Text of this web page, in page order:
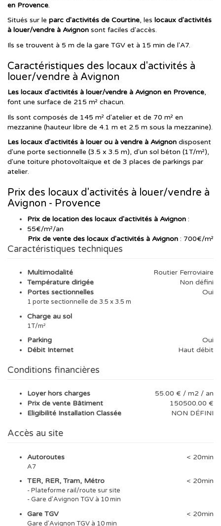
en Provence.
Situés sur le parc d'activités de Courtine, les locaux d'activités
à louer/vendre à Avignon sont faciles d'accès.
Ils se trouvent à 5 m de la gare TGV et à 15 min de l'A7.
Caractéristiques des locaux d'activités à
louer/vendre à Avignon
Les locaux d'activités à louer/vendre à Avignon en Provence,
font une surface de 215 m² chacun.
Ils sont composés de 145 m² d'atelier et de 70 m² en
mezzanine (hauteur libre de 4.1 m et 2.5 m sous la mezzanine).
Les locaux d'activités à louer ou à vendre à Avignon disposent
d'une porte sectionnelle (3.5 x 3.5 m), d'un sol béton (1T/m²),
d'une toiture photovoltaïque et de 3 places de parkings par
atelier.
Prix des locaux d'activités à louer/vendre à
Avignon - Provence
Prix de location des locaux d'activités à Avignon :
55€/m²/an
Prix de vente des locaux d'activités à Avignon : 700€/m²
Caractéristiques techniques
Multimodalité
Routier Ferroviaire
Température dirigée
Non défini
Portes sectionnelles
Oui
1 porte sectionnelle de 3.5 x 3.5 m
Charge au sol
1T/m²
Parking
Oui
Débit Internet
Haut débit
Conditions financières
Loyer hors charges
55.00 € / m2 / an
Prix de vente Bâtiment
150500.00 €
Eligibilité Installation Classée
NON DÉFINI
Accès au site
Autoroutes < 20min
A7
TER, RER, Tram, Métro < 20min
- Plateforme rail/route sur site
- Gare d'Avignon TGV à 10 min
Gare TGV < 20min
Gare d'Avignon TGV à 10 min